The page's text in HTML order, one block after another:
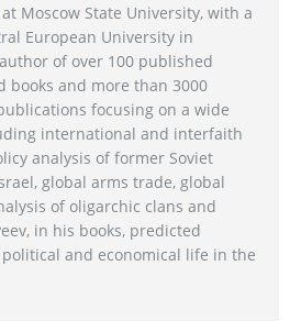
Moscow State University, with a
European University in
of over 100 published
books and more than 3000
focusing on a wide
international and interfaith
analysis of former Soviet
global arms trade, global
of oligarchic clans and
in his books, predicted
and economical life in the